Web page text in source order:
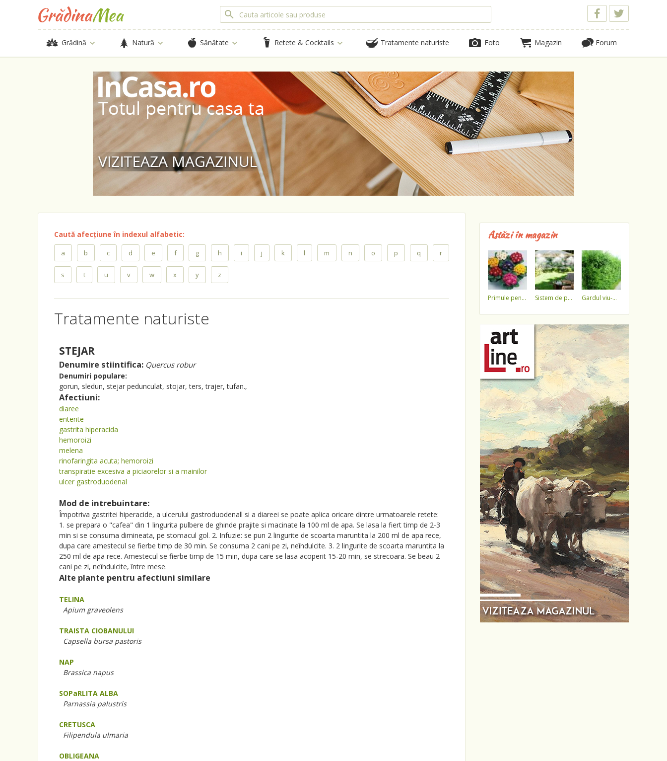
Grădină Natură Sănătate Retete & Cocktails Tratamente naturiste Foto Magazin Forum
Caută afecțiune în indexul alfabetic:
a b c d e f g h i j k l m n o p q r
s t u v w x y z
Tratamente naturiste
STEJAR
Denumire stiintifica: Quercus robur
Denumiri populare:
gorun, sledun, stejar pedunculat, stojar, ters, trajer, tufan.,
Afectiuni:
diaree
enterite
gastrita hiperacida
hemoroizi
melena
rinofaringita acuta; hemoroizi
transpiratie excesiva a piciaorelor si a mainilor
ulcer gastroduodenal
Mod de intrebuintare:
Împotriva gastritei hiperacide, a ulcerului gastroduodenall si a diareei se poate aplica oricare dintre urmatoarele retete:
1. se prepara o "cafea" din 1 lingurita pulbere de ghinde prajite si macinate la 100 ml de apa. Se lasa la fiert timp de 2-3
min si se consuma dimineata, pe stomacul gol. 2. Infuzie: se pun 2 lingurite de scoarta maruntita la 200 ml de apa rece,
dupa care amestecul se fierbe timp de 30 min. Se consuma 2 cani pe zi, neîndulcite. 3. 2 lingurite de scoarta maruntita la
250 ml de apa rece. Amestecul se fierbe timp de 15 min, dupa care se lasa acoperit 15-20 min, se strecoara. Se beau 2
cani pe zi, neîndulcite, între mese.
Alte plante pentru afectiuni similare
TELINA
Apium graveolens
TRAISTA CIOBANULUI
Capsella bursa pastoris
NAP
Brassica napus
SOPaRLITA ALBA
Parnassia palustris
CRETUSCA
Filipendula ulmaria
OBLIGEANA
Astăzi în magazin
primule pentru 1 martie 3,5 lei / ghiveci !!!! sistem de pulverizare a apei gardul viu-minune!